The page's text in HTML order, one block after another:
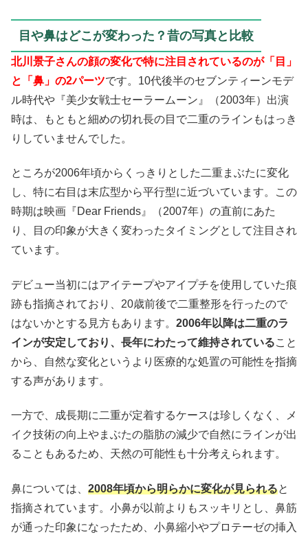
目や鼻はどこが変わった？昔の写真と比較
北川景子さんの顔の変化で特に注目されているのが「目」
と「鼻」の2パーツです。10代後半のセブンティーンモデ
ル時代や『美少女戦士セーラームーン』（2003年）出演
時は、もともと細めの切れ長の目で二重のラインもはっき
りしていませんでした。
ところが2006年頃からくっきりとした二重まぶたに変化
し、特に右目は末広型から平行型に近づいています。この
時期は映画『Dear Friends』（2007年）の直前にあた
り、目の印象が大きく変わったタイミングとして注目され
ています。
デビュー当初にはアイテープやアイプチを使用していた痕
跡も指摘されており、20歳前後で二重整形を行ったので
はないかとする見方もあります。 2006年以降は二重のラ
インが安定しており、長年にわたって維持されていること
から、自然な変化というより医療的な処置の可能性を指摘
する声があります。
一方で、成長期に二重が定着するケースは珍しくなく、メ
イク技術の向上やまぶたの脂肪の減少で自然にラインが出
ることもあるため、天然の可能性も十分考えられます。
鼻については、 2008年頃から明らかに変化が見られると
指摘されています。小鼻が以前よりもスッキリとし、鼻筋
が通った印象になったため、小鼻縮小やプロテーゼの挿入